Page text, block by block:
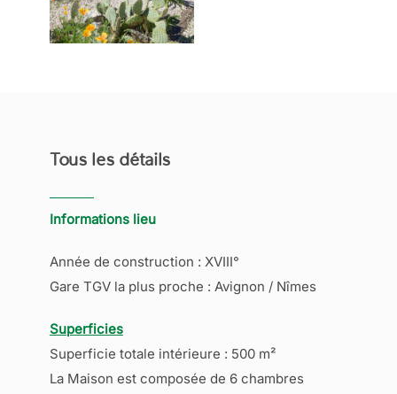
Tous les détails
Informations lieu
Année de construction : XVIII°
Gare TGV la plus proche : Avignon / Nîmes
Superficies
Superficie totale intérieure : 500 m²
La Maison est composée de 6 chambres